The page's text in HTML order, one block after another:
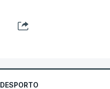
DESPORTO